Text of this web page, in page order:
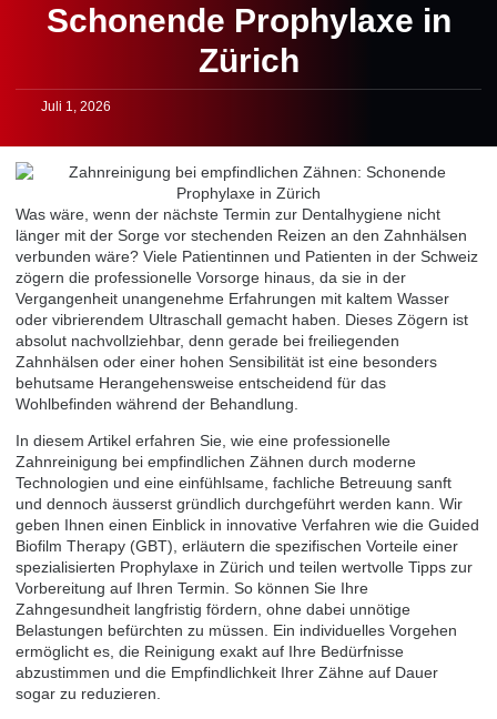
Schonende Prophylaxe in
Zürich
Juli 1, 2026
Was wäre, wenn der nächste Termin zur Dentalhygiene nicht
länger mit der Sorge vor stechenden Reizen an den Zahnhälsen
verbunden wäre? Viele Patientinnen und Patienten in der Schweiz
zögern die professionelle Vorsorge hinaus, da sie in der
Vergangenheit unangenehme Erfahrungen mit kaltem Wasser
oder vibrierendem Ultraschall gemacht haben. Dieses Zögern ist
absolut nachvollziehbar, denn gerade bei freiliegenden
Zahnhälsen oder einer hohen Sensibilität ist eine besonders
behutsame Herangehensweise entscheidend für das
Wohlbefinden während der Behandlung.
In diesem Artikel erfahren Sie, wie eine professionelle
Zahnreinigung bei empfindlichen Zähnen durch moderne
Technologien und eine einfühlsame, fachliche Betreuung sanft
und dennoch äusserst gründlich durchgeführt werden kann. Wir
geben Ihnen einen Einblick in innovative Verfahren wie die Guided
Biofilm Therapy (GBT), erläutern die spezifischen Vorteile einer
spezialisierten Prophylaxe in Zürich und teilen wertvolle Tipps zur
Vorbereitung auf Ihren Termin. So können Sie Ihre
Zahngesundheit langfristig fördern, ohne dabei unnötige
Belastungen befürchten zu müssen. Ein individuelles Vorgehen
ermöglicht es, die Reinigung exakt auf Ihre Bedürfnisse
abzustimmen und die Empfindlichkeit Ihrer Zähne auf Dauer
sogar zu reduzieren.